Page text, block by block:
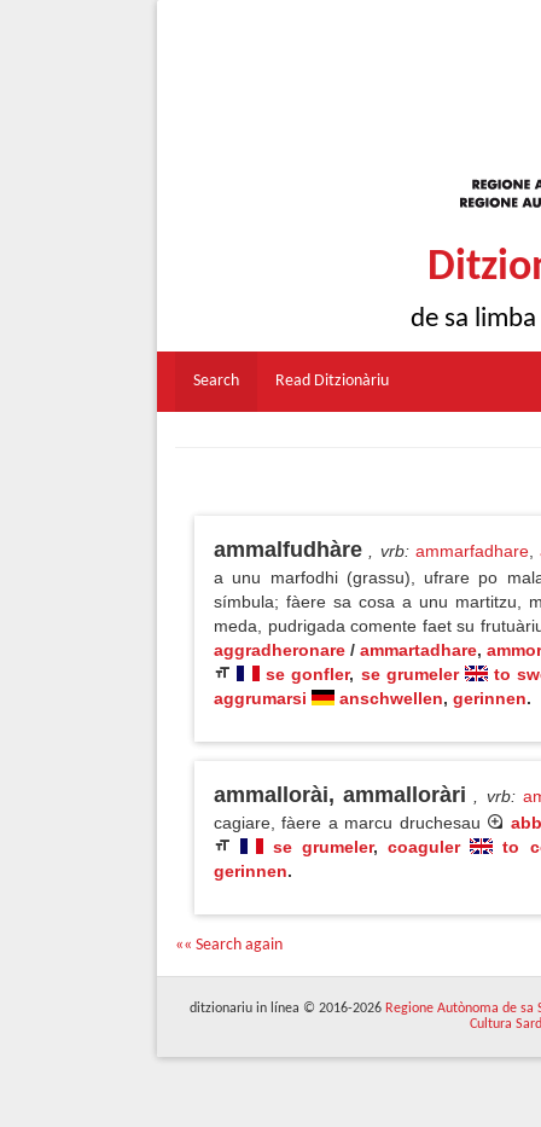
de sa
Search Read Ditzionàriu
ammalfudhàre , vrb: ammarfadhare,
a unu marfodhi (grassu), ufrare po
símbula; fàere sa cosa a unu martitzu,
meda, pudrigada comente faet su
aggradheronare / ammartadhare,
se gonfler, se grumeler
to
aggrumarsi
anschwellen, gerinnen.
ammallorài, ammalloràri , vrb:
cagiare, fàere a marcu druchesau
se grumeler, coaguler
to
gerinnen.
«« Search again
ditzionariu in línea © 2016-2026 Regione Autònoma de sa
Cultura